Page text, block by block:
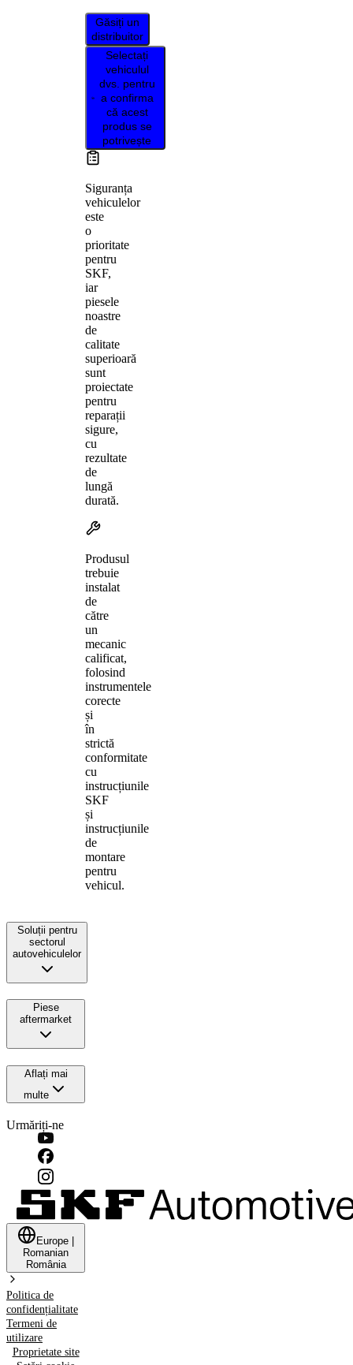
Găsiți un
distribuitor
Selectați
vehiculul
dvs. pentru
a confirma
că acest
produs se
potrivește
Siguranța
vehiculelor
este
o
prioritate
pentru
SKF,
iar
piesele
noastre
de
calitate
superioară
sunt
proiectate
pentru
reparații
sigure,
cu
rezultate
de
lungă
durată.
Produsul
trebuie
instalat
de
către
un
mecanic
calificat,
folosind
instrumentele
corecte
și
în
strictă
conformitate
cu
instrucțiunile
SKF
și
instrucțiunile
de
montare
pentru
vehicul.
Soluții pentru
sectorul
autovehiculelor
Piese
aftermarket
Aflați mai
multe
Urmăriți-ne
Europe
Romanian
România
Politica de
confidențialitate
Termeni de
utilizare
Proprietate site